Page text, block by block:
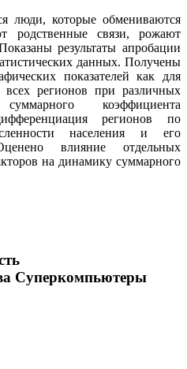
люди, которые обмениваются
родственные связи, рожают
результаты апробации
данных. Получены
показателей как для
регионов при различных
коэффициента
регионов по
населения и его
влияние отдельных
на динамику суммарного
Суперкомпьютеры